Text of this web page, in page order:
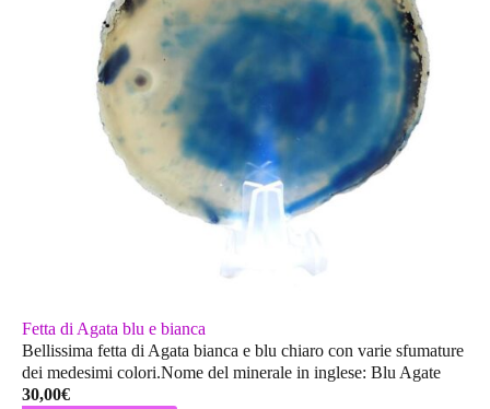
Fetta di Agata blu e bianca
Bellissima fetta di Agata bianca e blu chiaro con varie sfumature
dei medesimi colori.Nome del minerale in inglese: Blu Agate
30,00€